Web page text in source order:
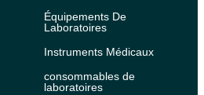
Équipements De
Laboratoires
Instruments Médicaux
consommables de
laboratoires